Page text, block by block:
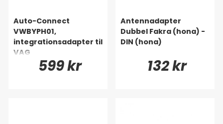
Auto-Connect
VWBYPH01,
integrationsadapter til
VAG
599 kr
Antennadapter
Dubbel Fakra (hona) -
DIN (hona)
132 kr